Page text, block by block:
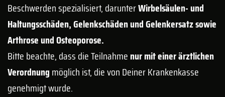
Beschwerden spezialisiert, darunterWirbelsäulen- und
Haltungsschäden, Gelenkschäden und Gelenkersatz sowie
Arthrose und Osteoporose.
Bitte beachte, dass die Teilnahmenur mit einer ärztlichen
Verordnungmöglich ist, die von Deiner Krankenkasse
genehmigt wurde.